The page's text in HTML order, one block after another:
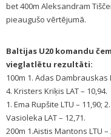
bet 400m Aleksandram
pieaugušo vērtējumā.
Baltijas U20 komandu
vieglatlētu rezultāti:
100m 1. Adas Dambrauskas
4. Kristers Kriķis LAT – 10,94.
1. Ema Rupšite LTU – 11,90;
Vasioleka LAT – 12,71.
200m 1.Aistis Mantons LTU –